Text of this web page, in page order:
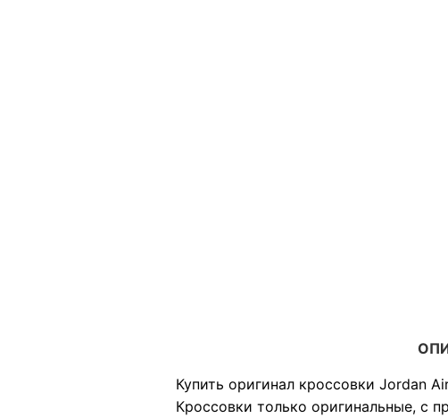
Купить оригинал кроссовки Jordan
Кроссовки только оригинальные, с